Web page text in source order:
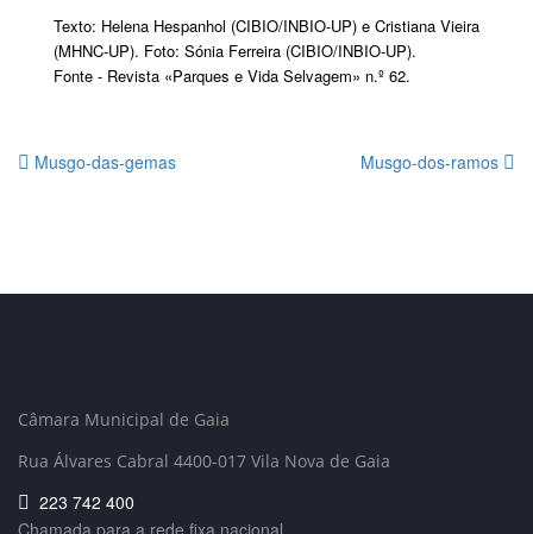
Texto: Helena Hespanhol (CIBIO/INBIO-UP) e Cristiana Vieira
(MHNC-UP). Foto: Sónia Ferreira (CIBIO/INBIO-UP).
Fonte - Revista «Parques e Vida Selvagem» n.º 62.
Musgo-das-gemas Musgo-dos-ramos
Câmara Municipal de Gaia
Rua Álvares Cabral 4400-017 Vila Nova de Gaia
223 742 400
Chamada para a rede fixa nacional